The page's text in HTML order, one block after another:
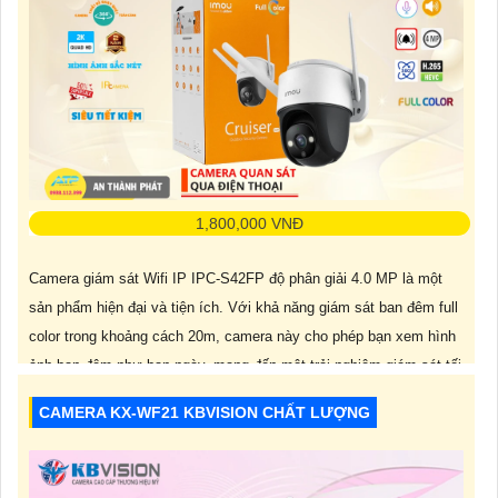
1,800,000 VNĐ
Camera giám sát Wifi IP IPC-S42FP độ phân giải 4.0 MP là một
sản phẩm hiện đại và tiện ích. Với khả năng giám sát ban đêm full
color trong khoảng cách 20m, camera này cho phép bạn xem hình
ảnh ban đêm như ban ngày, mang đến một trải nghiệm giám sát tối
ưu.
Với mức giá vô cùng hợp lý,
CAMERA KX-WF21 KBVISION CHẤT LƯỢNG